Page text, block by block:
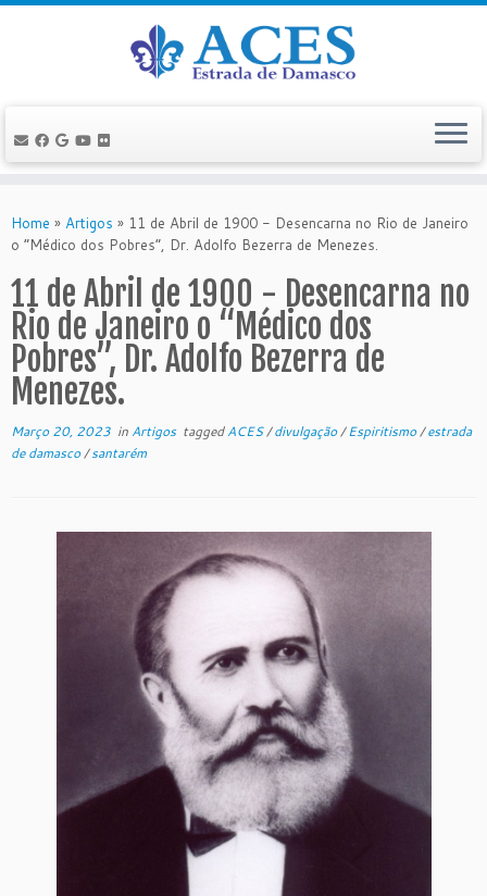
to
content
Home » Artigos » 11 de Abril de 1900 - Desencarna no Rio de Janeiro
o “Médico dos Pobres”, Dr. Adolfo Bezerra de Menezes.
11 de Abril de 1900 - Desencarna no
Rio de Janeiro o “Médico dos
Pobres”, Dr. Adolfo Bezerra de
Menezes.
Março 20, 2023 in Artigos taggedACES/divulgação/Espiritismo/estrada
de damasco/santarém